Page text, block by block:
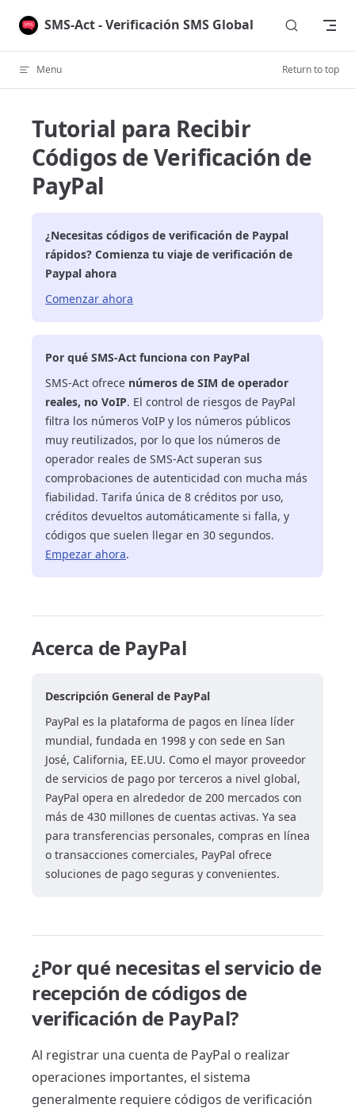
Skip to content
SMS-Act - Verificación SMS Global
Menu Return to top
Tutorial para Recibir
Códigos de Verificación de
PayPal
¿Necesitas códigos de verificación de Paypal
rápidos? Comienza tu viaje de verificación de
Paypal ahora
Comenzar ahora
Por qué SMS-Act funciona con PayPal
SMS-Act ofrece números de SIM de operador
reales, no VoIP. El control de riesgos de PayPal
filtra los números VoIP y los números públicos
muy reutilizados, por lo que los números de
operador reales de SMS-Act superan sus
comprobaciones de autenticidad con mucha más
fiabilidad. Tarifa única de 8 créditos por uso,
créditos devueltos automáticamente si falla, y
códigos que suelen llegar en 30 segundos.
Empezar ahora.
Acerca de PayPal
Descripción General de PayPal
PayPal es la plataforma de pagos en línea líder
mundial, fundada en 1998 y con sede en San
José, California, EE.UU. Como el mayor proveedor
de servicios de pago por terceros a nivel global,
PayPal opera en alrededor de 200 mercados con
más de 430 millones de cuentas activas. Ya sea
para transferencias personales, compras en línea
o transacciones comerciales, PayPal ofrece
soluciones de pago seguras y convenientes.
¿Por qué necesitas el servicio de
recepción de códigos de
verificación de PayPal?
Al registrar una cuenta de PayPal o realizar
operaciones importantes, el sistema
generalmente requiere códigos de verificación